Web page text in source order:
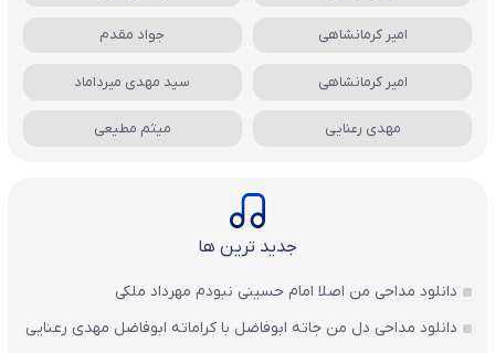
امیر کرمانشاهی جواد مقدم
امیر کرمانشاهی سید مهدی میرداماد
مهدی رعنایی میثم مطیعی
جدید ترین ها
دانلود مداحی من اصلا امام حسینی نبودم مهرداد ملکی
دانلود مداحی دل من جاته ابوفاضل با کراماته ابوفاضل مهدی رعنایی